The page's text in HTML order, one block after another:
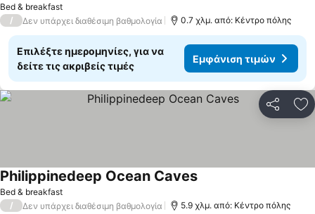
Bed & breakfast
/ Δεν υπάρχει διαθέσιμη βαθμολογία 0.7 χλμ. από: Κέντρο πόλης
Επιλέξτε ημερομηνίες, για να
δείτε τις ακριβείς τιμές
Εμφάνιση τιμών
Bed & breakfast
Philippinedeep Ocean CavesΕμφάνιση τιμών
/ Δεν υπάρχει διαθέσιμη βαθμολογία 5.9 χλμ. από: Κέντρο πόλης